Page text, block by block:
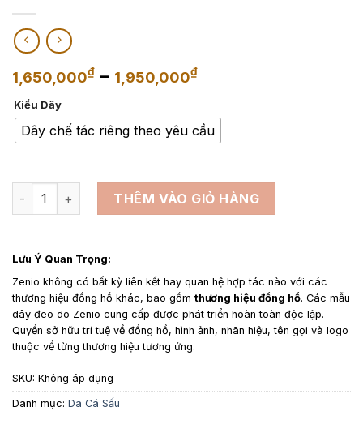
1,650,000₫ – 1,950,000₫Khoảng
từ
1,650,000₫
Kiểu Dây
Dây chế tác riêng theo yêu cầu
Dây da đồng hồ thay thế cho Zenith - Dây Da Cá Sấu Màu
THÊM VÀO GIỎ HÀNG
Lưu Ý Quan Trọng:
Zenio không có bất kỳ liên kết hay quan hệ hợp tác nào với các
thương hiệu đồng hồ khác, bao gồm thương hiệu đồng hồ. Các mẫu
dây đeo do Zenio cung cấp được phát triển hoàn toàn độc lập.
Quyền sở hữu trí tuệ về đồng hồ, hình ảnh, nhãn hiệu, tên gọi và logo
thuộc về từng thương hiệu tương ứng.
SKU: Không áp dụng
Danh mục: Da Cá Sấu